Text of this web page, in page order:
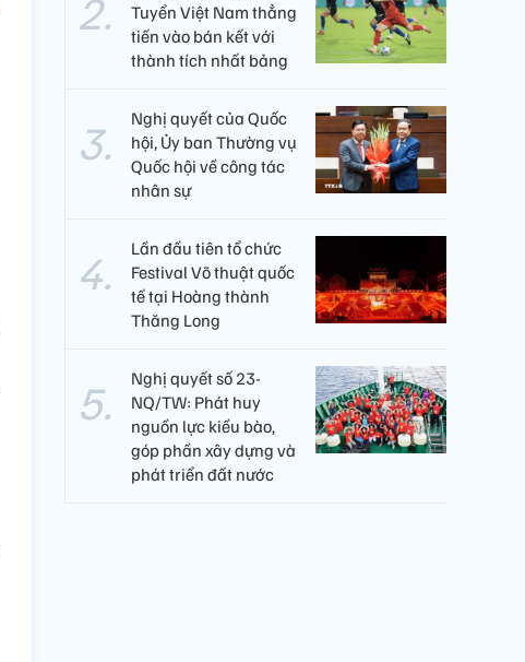
Tuyển Việt Nam thẳng
tiến vào bán kết với
thành tích nhất bảng
Nghị quyết của Quốc
hội, Ủy ban Thường vụ
Quốc hội về công tác
nhân sự
Lần đầu tiên tổ chức
Festival Võ thuật quốc
tế tại Hoàng thành
Thăng Long
Nghị quyết số 23-
NQ/TW: Phát huy
nguồn lực kiều bào,
góp phần xây dựng và
phát triển đất nước